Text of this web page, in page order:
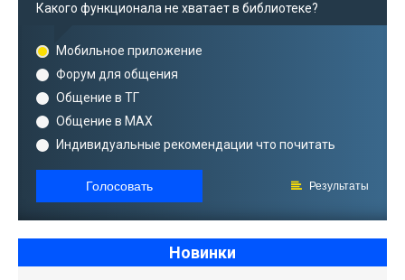
Какого функционала не хватает в библиотеке?
Мобильное приложение
Форум для общения
Общение в ТГ
Общение в MAX
Индивидуальные рекомендации что почитать
Голосовать Результаты
Новинки